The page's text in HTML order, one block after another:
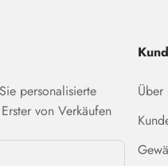
personalisierte
von Verkäufen
Über